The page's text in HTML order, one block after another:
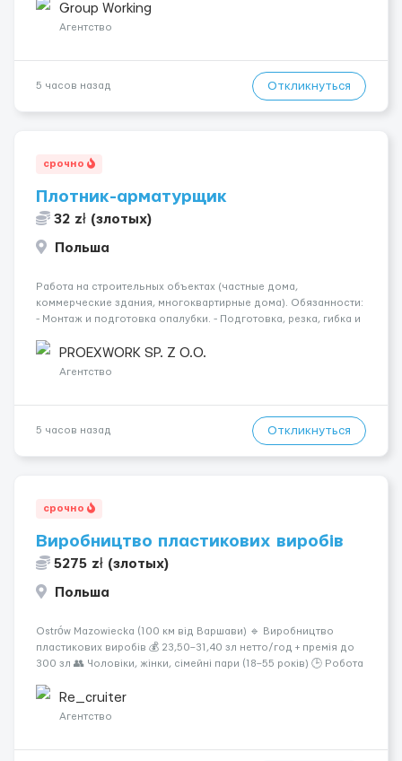
малярных работ (шпатлевка, грунтовка, покраска); -
Штукатурные работы ...
Group Working
Агентство
5 часов назад Откликнуться
срочно
Плотник-арматурщик
32 zł (злотых)
Польша
Работа на строительных объектах (частные дома,
коммерческие здания, многоквартирные дома). Обязанности:
- Монтаж и подготовка опалубки. - Подготовка, резка, гибка и
Связка арматурных стержней. - Заливка бетона. - Демонтаж
опалубки после за...
PROEXWORK SP. Z O.O.
Агентство
5 часов назад Откликнуться
срочно
Виробництво пластикових виробів
5275 zł (злотых)
Польша
Ostrów Mazowiecka (100 км від Варшави) 🔹 Виробництво
пластикових виробів 💰 23,50–31,40 зл нетто/год + премія до
300 зл 👥 Чоловіки, жінки, сімейні пари (18–55 років) 🕒 Робота
житло — 400 зл. 📦 Обов...
Re_cruiter
Агентство